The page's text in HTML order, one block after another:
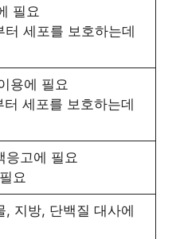
필요
세포를 보호하는데
용에 필요
세포를 보호하는데
응고에 필요
요
, 지방, 단백질 대사에